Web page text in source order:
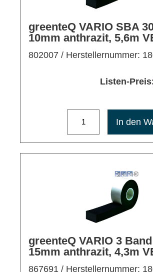
greenteQ VARIO SBA
10mm anthrazit, 5,6m
802007 / Herstellernummer:
Listen-
In den
greenteQ VARIO 3
15mm anthrazit, 4,3m
867691 / Herstellernummer: